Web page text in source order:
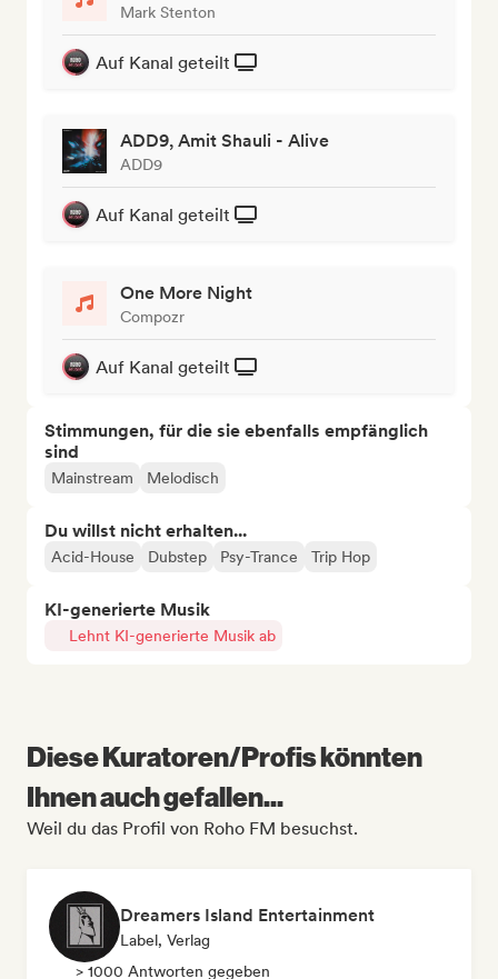
Mark Stenton
Auf Kanal geteilt
ADD9, Amit Shauli - Alive
ADD9
Auf Kanal geteilt
One More Night
Compozr
Auf Kanal geteilt
Stimmungen, für die sie ebenfalls empfänglich
sind
Mainstream Melodisch
Du willst nicht erhalten...
Acid-House Dubstep Psy-Trance Trip Hop
KI-generierte Musik
Lehnt KI-generierte Musik ab
Diese Kuratoren/Profis könnten
Ihnen auch gefallen...
Weil du das Profil von Roho FM besuchst.
Dreamers Island Entertainment
Label, Verlag
> 1000 Antworten gegeben